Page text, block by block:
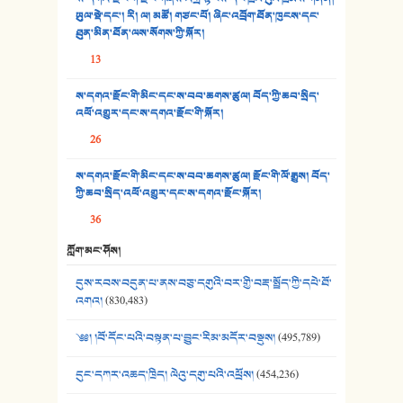
33. འཛོམས་པའི་ལམ།
34. ཉི་མ་སེམས་ལ་ཞོག་དང་། - ཟླ་སྒྲོན།
36. ཟླ་གཞོན་སྙན་དབྱངས། - ཟླ་སྒྲོན།
38. ཡབ་ཡུམ། - ཟླ་སྒྲོན།
ཡུལ་སྡེ་དང་། རི། ལ། མཚོ། གཙང་པོ། ཞིང་འབྲོག་ཐོན་ཁུངས་དང་
ཐུན་མིན་ཐོན་ལས་སོགས་ཀྱི་སྐོར།
13
ས་དགའ་རྫོང་གི་མིང་དང་ས་བབ་ཆགས་ཚུལ། བོད་ཀྱི་ཆབ་སྲིད་
འཕོ་འགྱུར་དང་ས་དགའ་རྫོང་གི་སྐོར།
26
ས་དགའ་རྫོང་གི་མིང་དང་ས་བབ་ཆགས་ཚུལ། རྫོང་གི་ལོ་རྒྱུས། བོད་
ཀྱི་ཆབ་སྲིད་འཕོ་འགྱུར་དང་ས་དགའ་རྫོང་སྐོར།
36
ཀློག་མང་ཤོས།
དུས་རབས་བདུན་པ་ནས་བཅུ་དགུའི་བར་གྱི་བརྡ་སྤྲོད་ཀྱི་དཔེ་ཐོ་
འགའ།(830,483)
༄༅། །བོ་དོང་པའི་བསྟན་པ་བྱུང་རིམ་མདོར་བསྡུས།(495,789)
དུང་དཀར་འཆད་ཁྲིད། ལེའུ་དགུ་པའི་འཕྲོས།(454,236)